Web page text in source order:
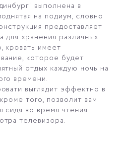
выполнена в
на подиум, словно
предоставляет
для хранения различных
кровать имеет
которое будет
отдых каждую ночь на
времени.
выглядит эффектно в
того, позволит вам
сидя во время чтения
телевизора.